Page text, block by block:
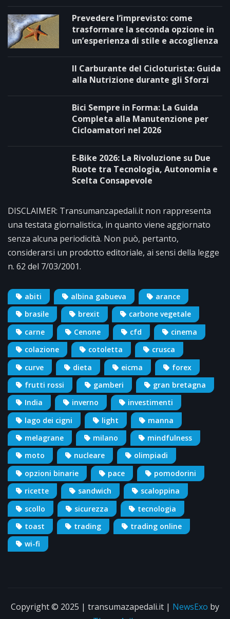
Prevedere l’imprevisto: come
trasformare la seconda opzione in
un’esperienza di stile e accoglienza
Il Carburante del Cicloturista: Guida
alla Nutrizione durante gli Sforzi
Bici Sempre in Forma: La Guida
Completa alla Manutenzione per
Cicloamatori nel 2026
E-Bike 2026: La Rivoluzione su Due
Ruote tra Tecnologia, Autonomia e
Scelta Consapevole
DISCLAIMER: Transumanzapedali.it non rappresenta
una testata giornalistica, in quanto viene aggiornato
senza alcuna periodicità. Non può, pertanto,
considerarsi un prodotto editoriale, ai sensi della legge
n. 62 del 7/03/2001.
abiti albina gabueva
arance
brasile
brexit
carbone vegetale
carne
Cenone cfd
cinema
colazione
cotoletta
crusca
curve
dieta eicma
forex
frutti rossi
gamberi
gran bretagna
India
inverno
investimenti
lago dei cigni
light
manna
melagrane
milano
mindfulness
moto
nucleare
olimpiadi
opzioni binarie
pace
pomodorini
ricette
sandwich
scaloppina
scollo
sicurezza
tecnologia
toast
trading
trading online
wi-fi
Copyright © 2025 | transumazapedali.it | NewsExo by